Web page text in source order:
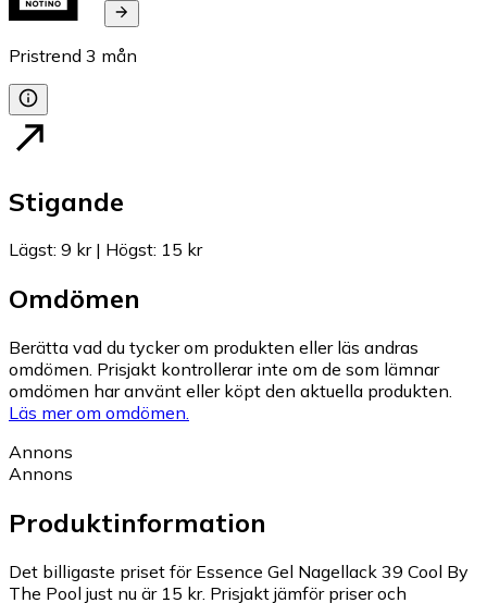
Pristrend 3 mån
Stigande
Lägst: 9 kr| Högst: 15 kr
Omdömen
Berätta vad du tycker om produkten eller läs andras
omdömen. Prisjakt kontrollerar inte om de som lämnar
omdömen har använt eller köpt den aktuella produkten.
Läs mer om omdömen.
Annons
Annons
Produktinformation
Det billigaste priset för Essence Gel Nagellack 39 Cool By
The Pool just nu är 15 kr. Prisjakt jämför priser och